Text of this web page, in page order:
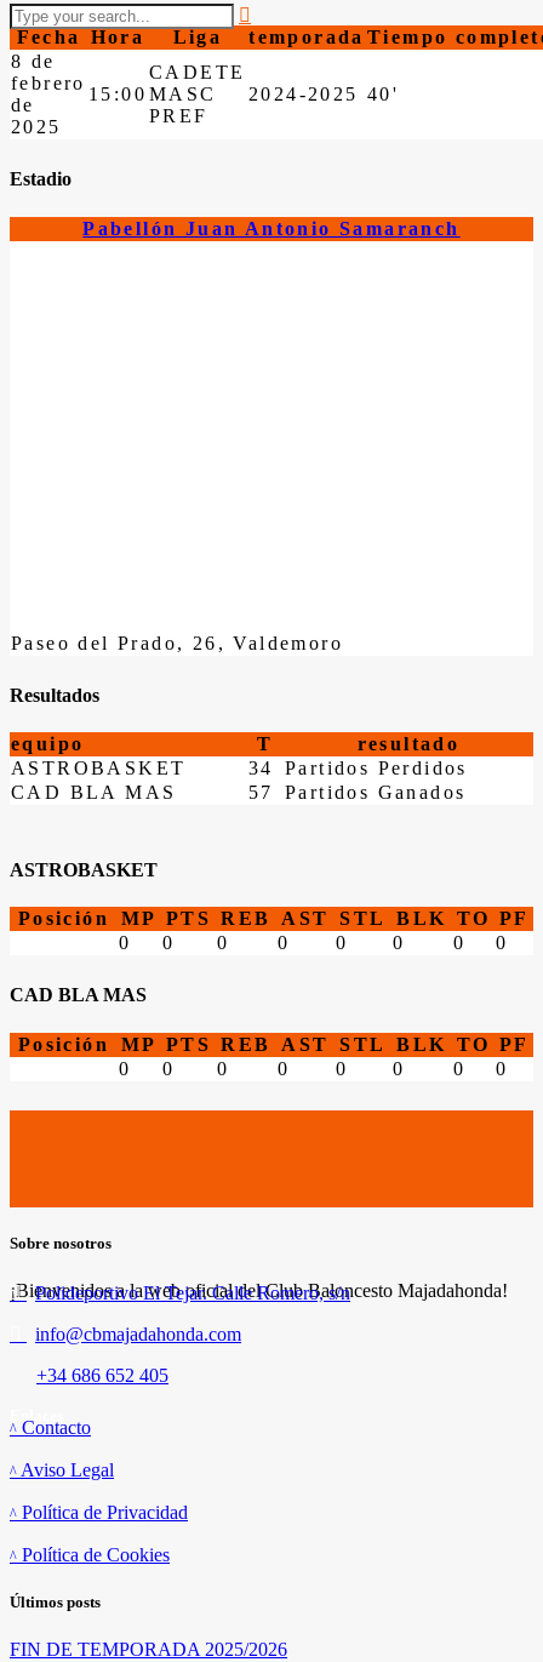
Fecha Hora Liga temporada Tiempo
8 de
febrero
de
2025
15:00
CADETE
MASC
PREF
2024-2025 40'
Estadio
Pabellón Juan Antonio Samaranch
Paseo del Prado, 26, Valdemoro
Resultados
equipo T
resultado
ASTROBASKET
34
Partidos Perdidos
CAD BLA MAS
57 Partidos Ganados
ASTROBASKET
Posición MP PTS REB AST STL BLK TO PF
0
0 0 0 0 0 0 0
CAD BLA MAS
Posición MP PTS REB AST STL BLK TO PF
0
0 0 0 0 0 0 0
Sobre nosotros
¡Bienvenidos a la web oficial del Club Baloncesto Majadahonda!
Polideportivo El Tejar. Calle Romero, s/n
info@cbmajadahonda.com
+34 686 652 405
Contacto
Aviso Legal
Política de Privacidad
Política de Cookies
Últimos posts
FIN DE TEMPORADA 2025/2026